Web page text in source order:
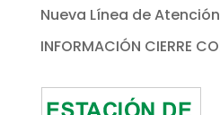
Nueva Línea de
INFORMACIÓN CIERRE